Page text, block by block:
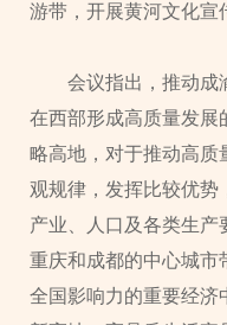
游带，开展黄河文化宣
会议指出，推动成
在西部形成高质量发展
略高地，对于推动高质
观规律，发挥比较优势
产业、人口及各类生产
重庆和成都的中心城市
全国影响力的重要经济